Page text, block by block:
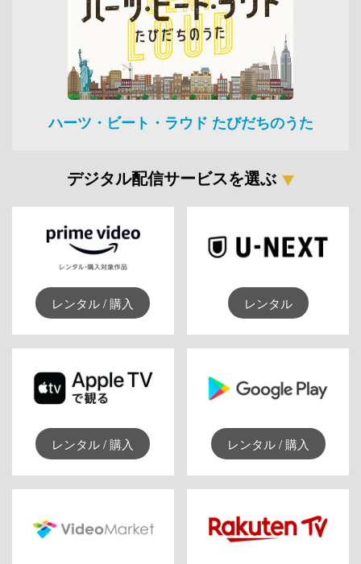
ハーツ・ビート・ラウド たびだちのうた
デジタル配信サービスを選ぶ
レンタル / 購入 レンタル
レンタル / 購入 レンタル / 購入